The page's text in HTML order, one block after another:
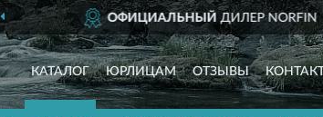
КАТАЛОГ ЮРЛИЦАМ ОТЗЫВЫ